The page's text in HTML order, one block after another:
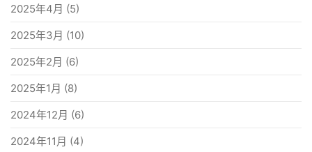
2025年4月 (5)
2025年3月 (10)
2025年2月 (6)
2025年1月 (8)
2024年12月 (6)
2024年11月 (4)